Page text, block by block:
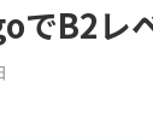
でB2レ